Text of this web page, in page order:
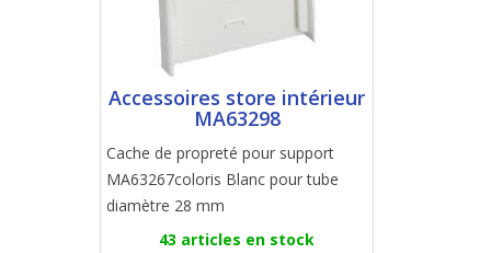
Accessoires store intérieur
MA63298
Cache de propreté pour support
MA63267coloris Blanc pour tube
diamètre 28 mm
43 articles en stock